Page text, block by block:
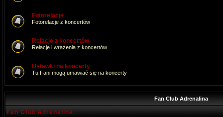
Fotorelacje
Fotorelacje z koncertów
Relacje z koncertów
Relacje i wrażenia z koncertów
Ustawki na koncerty
Tu Fani mogą umawiać się na koncerty
Fan Club Adrenalina
Fan Club Adrenalina